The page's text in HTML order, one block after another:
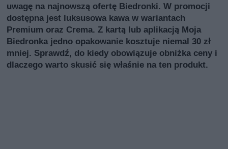
uwagę na najnowszą ofertę Biedronki. W promocji
dostępna jest luksusowa kawa w wariantach
Premium oraz Crema. Z kartą lub aplikacją Moja
Biedronka jedno opakowanie kosztuje niemal 30 zł
mniej. Sprawdź, do kiedy obowiązuje obniżka ceny i
dlaczego warto skusić się właśnie na ten produkt.